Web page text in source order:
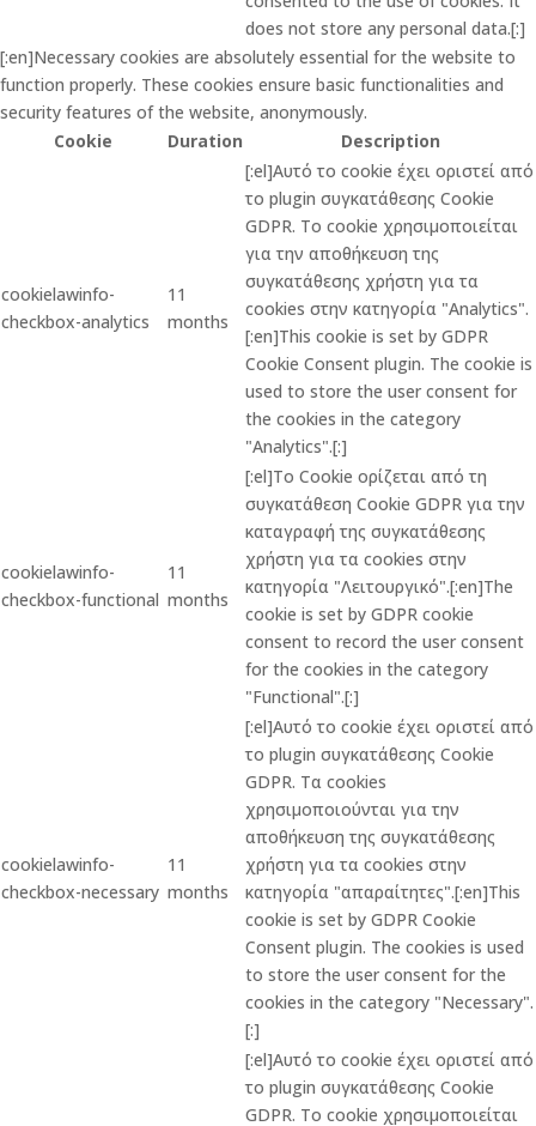
does not store any personal data.[:]
[:en]Necessary cookies are absolutely essential for the website to
function properly. These cookies ensure basic functionalities and
security features of the website, anonymously.
Cookie
Duration Description
cookielawinfo-
checkbox-analytics
11
months
[:el]Αυτό το cookie έχει οριστεί από
το plugin συγκατάθεσης Cookie
GDPR. Το cookie χρησιμοποιείται
για την αποθήκευση της
συγκατάθεσης χρήστη για τα
cookies στην κατηγορία "Analytics".
[:en]This cookie is set by GDPR
Cookie Consent plugin. The cookie is
used to store the user consent for
the cookies in the category
"Analytics".[:]
cookielawinfo-
checkbox-functional
11
months
[:el]Το Cookie ορίζεται από τη
συγκατάθεση Cookie GDPR για την
καταγραφή της συγκατάθεσης
χρήστη για τα cookies στην
κατηγορία "Λειτουργικό".[:en]The
cookie is set by GDPR cookie
consent to record the user consent
for the cookies in the category
"Functional".[:]
cookielawinfo-
checkbox-necessary
11
months
[:el]Αυτό το cookie έχει οριστεί από
το plugin συγκατάθεσης Cookie
GDPR. Τα cookies
χρησιμοποιούνται για την
αποθήκευση της συγκατάθεσης
χρήστη για τα cookies στην
κατηγορία "απαραίτητες".[:en]This
cookie is set by GDPR Cookie
Consent plugin. The cookies is used
to store the user consent for the
cookies in the category "Necessary".
[:]
[:el]Αυτό το cookie έχει οριστεί από
το plugin συγκατάθεσης Cookie
GDPR. Το cookie χρησιμοποιείται